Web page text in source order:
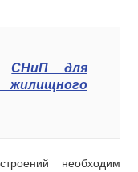
СНиП для
необходим